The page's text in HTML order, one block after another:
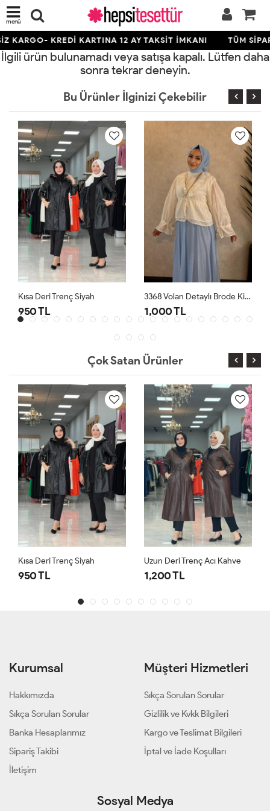
menü
KARGO- KREDİ KARTINA 12 AY TAKSİT İMKANI TÜM
İlgili ürün bulunamadı veya satışa kapalı. Lütfen daha
sonra tekrar deneyin.
Bu Ürünler İlginizi Çekebilir
Kısa Deri Trenç Siyah
950 TL
3368 Volan Detaylı Brode Kimono Ekru
1,000 TL
Çok Satan Ürünler
Kısa Deri Trenç Siyah
950 TL
Uzun Deri Trenç Acı Kahve
1,200 TL
Kurumsal
Hakkımızda
Sıkça Sorulan Sorular
Banka Hesaplarımız
Sipariş Takibi
İletişim
Müşteri Hizmetleri
Sıkça Sorulan Sorular
Gizlilik ve Kvkk Bilgileri
Kargo ve Teslimat Bilgileri
İptal ve İade Koşulları
Sosyal Medya